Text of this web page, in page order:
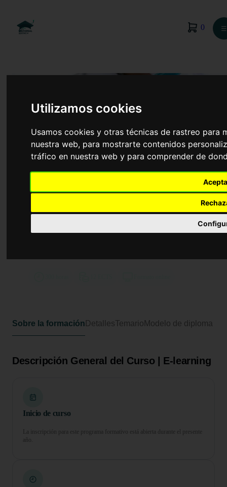
Utilizamos cookies
Usamos cookies y otras técnicas de rastreo para
nuestra web, para mostrarte contenidos
tráfico en nuestra web y para comprender de
0 ☰
Sobre la formación DetallesTemario Modelo de diploma
Descripción General del Curso | E-learning
Inicio de curso
La inscripción para este programa formativo está abierta durante el presente
año.